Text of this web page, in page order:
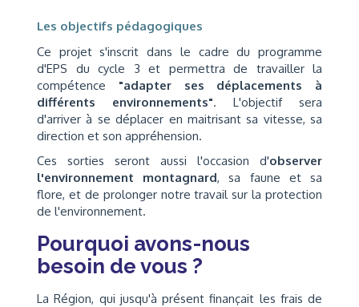
Les objectifs pédagogiques
Ce projet s'inscrit dans le cadre du programme
d'EPS du cycle 3 et permettra de travailler la
compétence "adapter ses déplacements à
différents environnements". L'objectif sera
d'arriver à se déplacer en maitrisant sa vitesse, sa
direction et son appréhension.
Ces sorties seront aussi l'occasion d'observer
l'environnement montagnard, sa faune et sa
flore, et de prolonger notre travail sur la protection
de l'environnement.
Pourquoi avons-nous
besoin de vous ?
La Région, qui jusqu'à présent finançait les frais de